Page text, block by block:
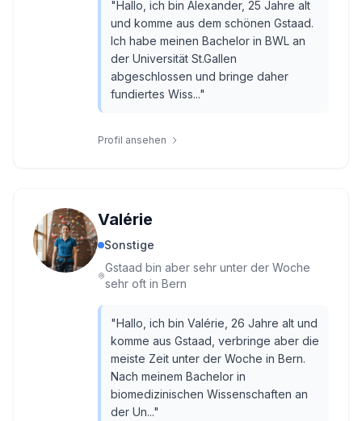
"Hallo, ich bin Alexander, 25 Jahre alt
und komme aus dem schönen Gstaad.
Ich habe meinen Bachelor in BWL an
der Universität St.Gallen
abgeschlossen und bringe daher
fundiertes Wiss..."
Profil ansehen
Valérie
Sonstige
Gstaad bin aber sehr unter der Woche
sehr oft in Bern
"Hallo, ich bin Valérie, 26 Jahre alt und
komme aus Gstaad, verbringe aber die
meiste Zeit unter der Woche in Bern.
Nach meinem Bachelor in
biomedizinischen Wissenschaften an
der Un..."